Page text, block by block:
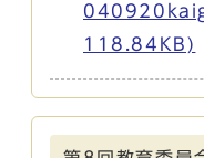
118.84KB)